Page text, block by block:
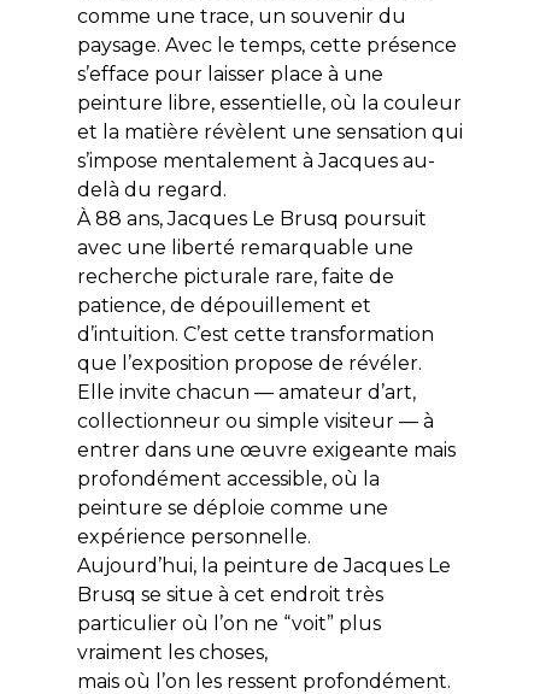
comme une trace, un souvenir du
paysage. Avec le temps, cette présence
s’efface pour laisser place à une
peinture libre, essentielle, où la couleur
et la matière révèlent une sensation qui
s’impose mentalement à Jacques au-
delà du regard.
À 88 ans, Jacques Le Brusq poursuit
avec une liberté remarquable une
recherche picturale rare, faite de
patience, de dépouillement et
d’intuition. C’est cette transformation
que l’exposition propose de révéler.
Elle invite chacun — amateur d’art,
collectionneur ou simple visiteur — à
entrer dans une œuvre exigeante mais
profondément accessible, où la
peinture se déploie comme une
expérience personnelle.
Aujourd’hui, la peinture de Jacques Le
Brusq se situe à cet endroit très
particulier où l’on ne “voit” plus
vraiment les choses,
mais où l’on les ressent profondément.